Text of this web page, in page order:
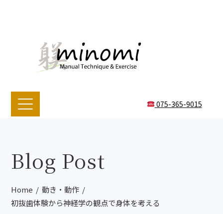
075-365-9015
Blog Post
Home
動き・動作
初抜歯体験から神経学の観点で身体を考える